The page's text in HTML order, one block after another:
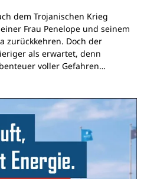
dem Trojanischen Krieg
Frau Penelope und seinem
zurückkehren. Doch der
als erwartet, denn
voller Gefahren…